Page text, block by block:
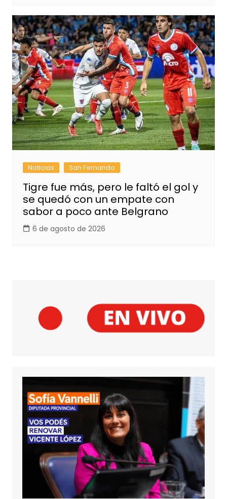
Noticias San Fernando
Tigre fue más, pero le faltó el gol y
se quedó con un empate con
sabor a poco ante Belgrano
6 de agosto de 2026